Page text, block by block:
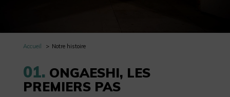
Accueil Notre histoire
01. ONGAESHI, LES
PREMIERS PAS